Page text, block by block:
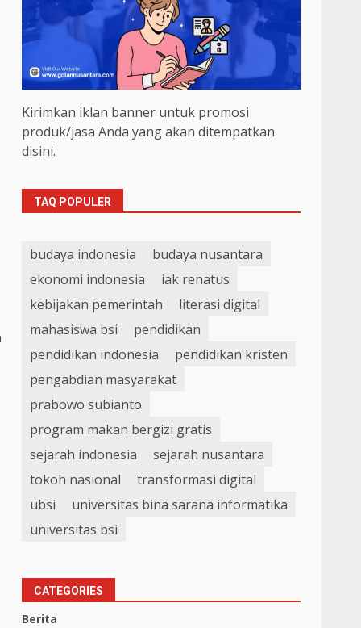
Kirimkan iklan banner untuk promosi
produk/jasa Anda yang akan ditempatkan
disini.
TAQ POPULER
budaya indonesia
budaya nusantara
ekonomi indonesia
iak renatus
kebijakan pemerintah
literasi digital
mahasiswa bsi
pendidikan
pendidikan indonesia
pendidikan kristen
pengabdian masyarakat
prabowo subianto
program makan bergizi gratis
sejarah indonesia
sejarah nusantara
tokoh nasional
transformasi digital
ubsi
universitas bina sarana informatika
universitas bsi
CATEGORIES
Berita